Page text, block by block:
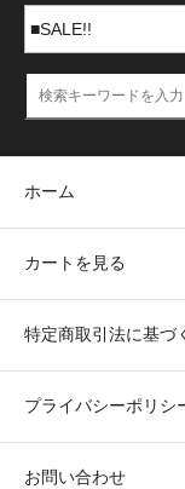
ホーム
カートを見る
特定商取引法に基づ
プライバシーポリシ
お問い合わせ